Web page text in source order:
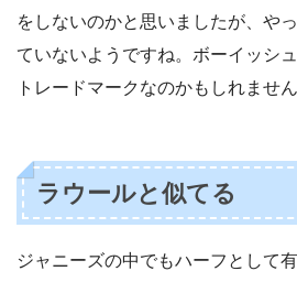
をしないのかと思いましたが、や
ていないようですね。ボーイッシ
トレードマークなのかもしれません
ラウールと似てる
ジャニーズの中でもハーフとして